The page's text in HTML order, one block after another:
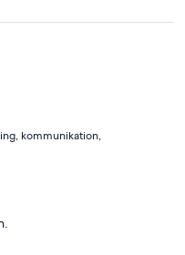
kommunikation,